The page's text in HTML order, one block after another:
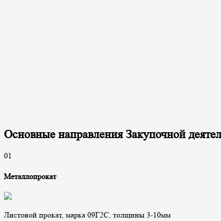
Основные направления Закупочной
01
Металлопрокат
Листовой прокат, марка 09Г2С, толщины 3-10мм